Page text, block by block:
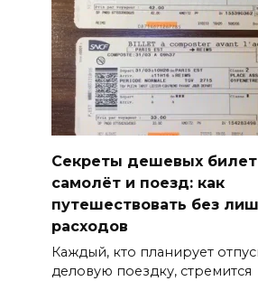
Секреты дешевых
самолёт и поезд: как
путешествовать без
расходов
Каждый, кто планирует
деловую поездку, стремится